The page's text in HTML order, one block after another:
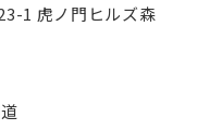
1 虎ノ門ヒルズ森